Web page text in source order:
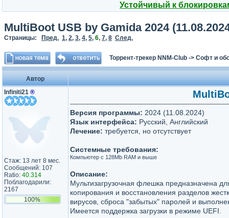
Устойчивый к
MultiBoot USB by Gamida 2024
Страницы: Пред. 1, 2, 3, 4, 5, 6, 7, 8 След.
Торрент-трекер NNM-Club -> Софт и
Автор
Infiniti21 ®
Стаж: 13 лет 8 мес.
Сообщений: 107
Ratio: 40.314
Поблагодарили:
2167
100%
Версия программы: 2024 (11.08.2024)
Язык интерфейса: Русский, Английский
Лечение: требуется, но отсутствует
Системные требования:
Компьютер с 128Mb RAM и выше
Описание:
Мультизагрузочная флешка предназначена
копирования и восстановления разделов
вирусов, сброса "забытых" паролей и
Имеется поддержка загрузки в режиме UEFI.